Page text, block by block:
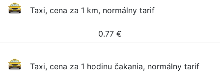
Taxi, cena za 1 km, normálny tarif
0.77 €
Taxi, cena za 1 hodinu čakania, normálny tarif